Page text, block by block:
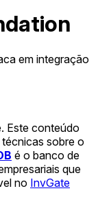
em integração
Este conteúdo
sobre o
é o banco de
que
no InvGate